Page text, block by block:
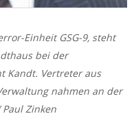
Einheit GSG-9, steht
bei der
Kandt. Vertreter aus
nahmen an der
Zinken